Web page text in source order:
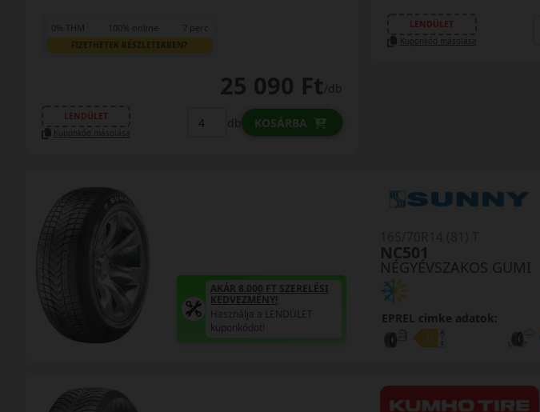
0% THM 100% online 7 perc
FIZETHETEK RÉSZLETEKBEN?
25 090 Ft/db
LENDÜLET
Kuponkód másolása
db KOSÁRBA
LENDÜLET
Kuponkód másolása
NÉGYÉVSZAKOS GUMI
NC501
EPREL cimke adatok:
AKÁR 8.000 FT SZERELÉSI
KEDVEZMÉNY!
Használja a LENDÜLET
kuponkódot!